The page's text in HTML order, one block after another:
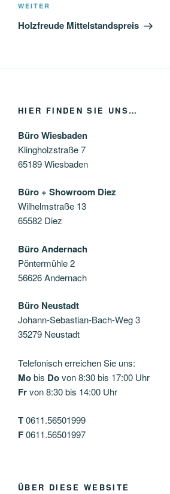
Nächster
Beitrag
WEITER
Holzfreude Mittelstandspreis
HIER FINDEN SIE UNS…
Büro Wiesbaden
Klingholzstraße 7
65189 Wiesbaden
Büro + Showroom Diez
Wilhelmstraße 13
65582 Diez
Büro Andernach
Pöntermühle 2
56626 Andernach
Büro Neustadt
Johann-Sebastian-Bach-Weg 3
35279 Neustadt
Telefonisch erreichen Sie uns:
Mobis Dovon 8:30 bis 17:00 Uhr
Frvon 8:30 bis 14:00 Uhr
T0611.56501999
F0611.56501997
ÜBER DIESE WEBSITE